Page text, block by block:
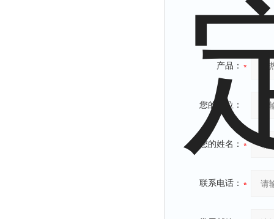
产品：
您的单位：
您的姓名：
联系电话：